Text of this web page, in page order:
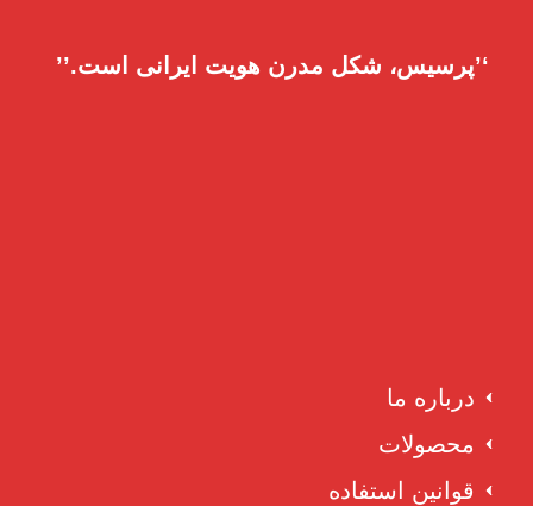
‘’پرسیس، شکل مدرن هویت ایرانی است.’’
درباره ما
محصولات
قوانین استفاده